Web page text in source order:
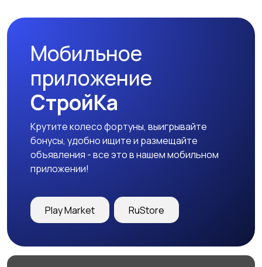
Мобильное
приложение
СтройКа
Крутите колесо фортуны, выигрывайте
бонусы, удобно ищите и размещайте
объявления - все это в нашем мобильном
приложении!
Play Market RuStore